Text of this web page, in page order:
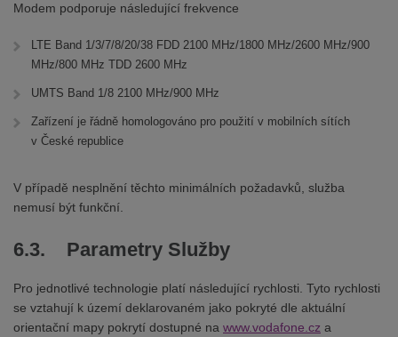
Modem podporuje následující frekvence
LTE Band 1/3/7/8/20/38 FDD 2100 MHz/1800 MHz/2600 MHz/900
MHz/800 MHz TDD 2600 MHz
UMTS Band 1/8 2100 MHz/900 MHz
Zařízení je řádně homologováno pro použití v mobilních sítích
v České republice
V případě nesplnění těchto minimálních požadavků, služba
nemusí být funkční.
6.3. Parametry Služby
Pro jednotlivé technologie platí následující rychlosti. Tyto rychlosti
se vztahují k území deklarovaném jako pokryté dle aktuální
orientační mapy pokrytí dostupné na www.vodafone.cz a